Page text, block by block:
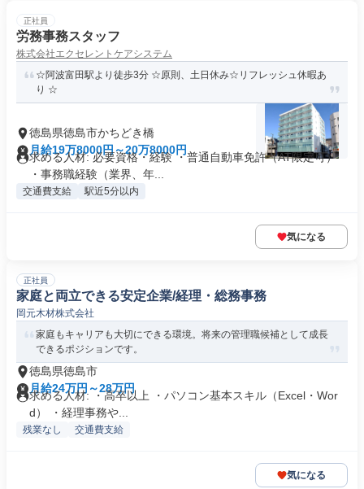
正社員
労務事務スタッフ
株式会社エクセレントケアシステム
☆阿波富田駅より徒歩3分 ☆原則、土日休み☆リフレッシュ休暇あ
り ☆
徳島県徳島市かちどき橋
月給19万8000円～20万8000円
求める人材: 必要資格・経験 ・普通自動車免許（AT限定可）
・事務職経験（業界、年...
交通費支給 駅近5分以内
気になる
正社員
家庭と両立できる安定企業/経理・総務事務
岡元木材株式会社
家庭もキャリアも大切にできる環境。将来の管理職候補として成長
できるポジションです。
徳島県徳島市
月給24万円～28万円
求める人材: ・高卒以上 ・パソコン基本スキル（Excel・Wor
d） ・経理事務や...
残業なし 交通費支給
気になる